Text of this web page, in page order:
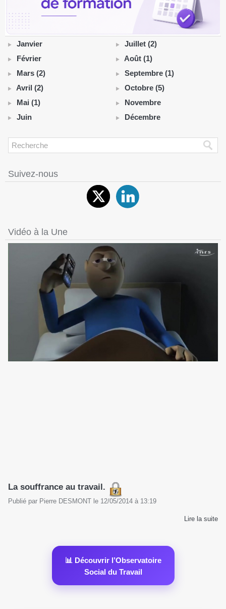
Janvier
Février
Mars (2)
Avril (2)
Mai (1)
Juin
Juillet (2)
Août (1)
Septembre (1)
Octobre (5)
Novembre
Décembre
Suivez-nous
Vidéo à la Une
La souffrance au travail.
Publié par Pierre DESMONT le 12/05/2014 à 13:19
Lire la suite
📊 Découvrir l’Observatoire
Social du Travail